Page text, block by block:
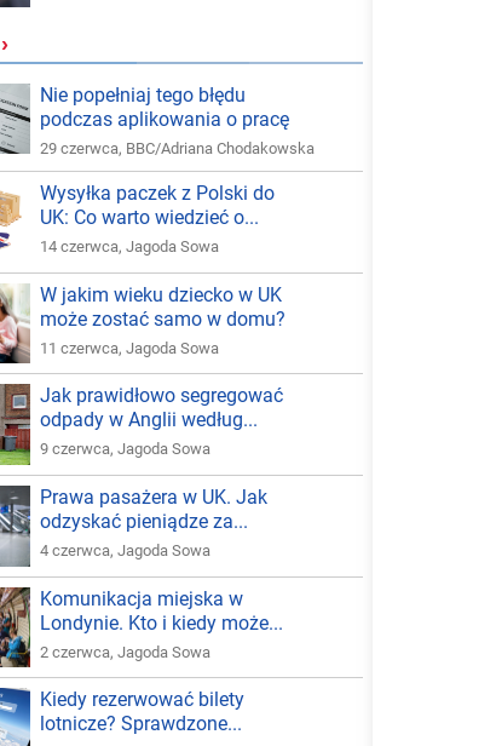
›
Nie popełniaj tego błędu
podczas aplikowania o pracę
29 czerwca, BBC/Adriana Chodakowska
Wysyłka paczek z Polski do
UK: Co warto wiedzieć o...
14 czerwca,Jagoda Sowa
W jakim wieku dziecko w UK
może zostać samo w domu?
11 czerwca,Jagoda Sowa
Jak prawidłowo segregować
odpady w Anglii według...
9 czerwca,Jagoda Sowa
Prawa pasażera w UK. Jak
odzyskać pieniądze za...
4 czerwca,Jagoda Sowa
Komunikacja miejska w
Londynie. Kto i kiedy może...
2 czerwca,Jagoda Sowa
Kiedy rezerwować bilety
lotnicze? Sprawdzone...